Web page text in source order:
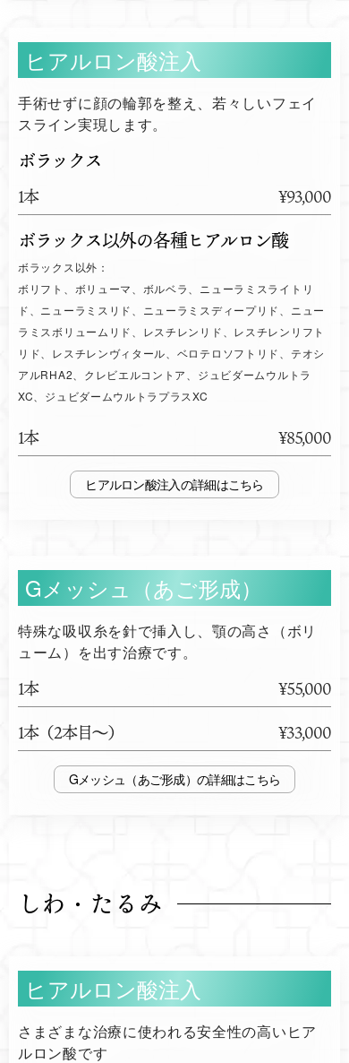
ヒアルロン酸注入
手術せずに顔の輪郭を整え、若々しいフェイ
スライン実現します。
ボラックス
1本 ¥93,000
ボラックス以外の各種ヒアルロン酸
ボラックス以外：
ボリフト、ボリューマ、ボルベラ、ニューラミスライトリ
ド、ニューラミスリド、ニューラミスディープリド、ニュー
ラミスボリュームリド、レスチレンリド、レスチレンリフト
リド、レスチレンヴィタール、ベロテロソフトリド、テオシ
アルRHA2、クレビエルコントア、ジュビダームウルトラ
XC、ジュビダームウルトラプラスXC
1本 ¥85,000
ヒアルロン酸注入
Gメッシュ（あご形成）
特殊な吸収糸を針で挿入し、顎の高さ（ボリ
ューム）を出す治療です。
1本
¥55,000
1本（2本目～）
¥33,000
Gメッシュ（あご形成）
しわ・たるみ
ヒアルロン酸注入
さまざまな治療に使われる安全性の高いヒア
ルロン酸です